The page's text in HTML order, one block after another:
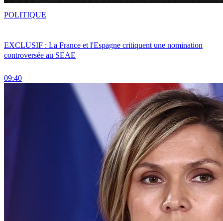
EXCLUSIF : La France et l'Espagne critiquent une nomination
controversée au SEAE
09:40
POLITIQUE